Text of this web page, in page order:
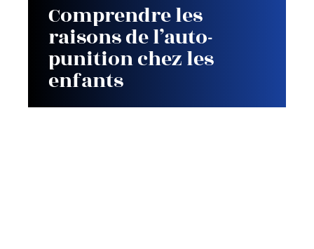
Comprendre les
raisons de l’auto-
punition chez les
enfants